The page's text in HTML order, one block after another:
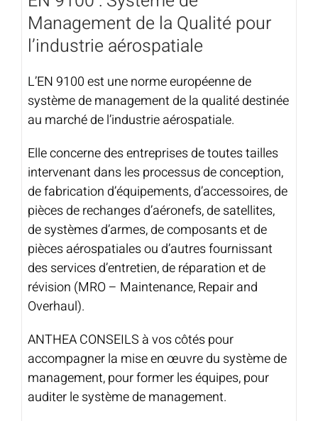
Management de la Qualité pour
l’industrie aérospatiale
L’EN 9100 est une norme européenne de
système de management de la qualité destinée
au marché de l’industrie aérospatiale.
Elle concerne des entreprises de toutes tailles
intervenant dans les processus de conception,
de fabrication d’équipements, d’accessoires, de
pièces de rechanges d’aéronefs, de satellites,
de systèmes d’armes, de composants et de
pièces aérospatiales ou d’autres fournissant
des services d’entretien, de réparation et de
révision (MRO – Maintenance, Repair and
Overhaul).
ANTHEA CONSEILS à vos côtés pour
accompagner la mise en œuvre du système de
management, pour former les équipes, pour
auditer le système de management.